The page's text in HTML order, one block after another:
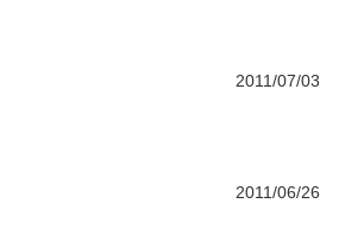
2011/07/03
2011/06/26